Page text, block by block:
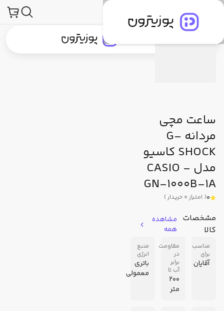
جستجو در
ساعت مچی
مردانه G-
SHOCK کاسیو
مدل CASIO -
GN-1000B-1A
0
( امتیاز 0 خریدار)
مشخصات
کالا
مشاهده
همه
مناسب
برای
آقایان
مقاومت
در
برابر
آب تا
200
متر
منبع
انرژی
باتری
معمولی
توضیحات محصول دیدگاه کاربران